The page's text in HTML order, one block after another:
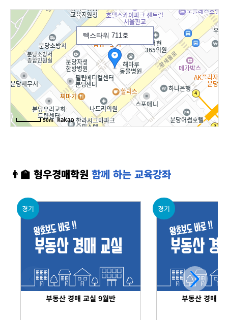
👨‍🏫 형우경매학원 함께 하는 교육강좌
경기
부동산 경매 교실 9월반
경기
부동산 경매